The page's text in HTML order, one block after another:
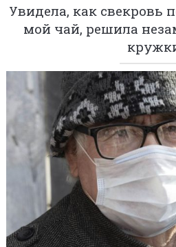
Увидела, как свекровь
мой чай, решила